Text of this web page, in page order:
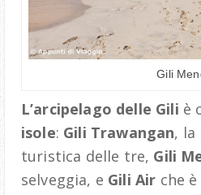
Gili
L’arcipelago delle Gili è
isole: Gili Trawangan, la
turistica delle tre, Gili
selveggia, e Gili Air che